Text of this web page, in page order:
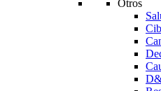
Otros